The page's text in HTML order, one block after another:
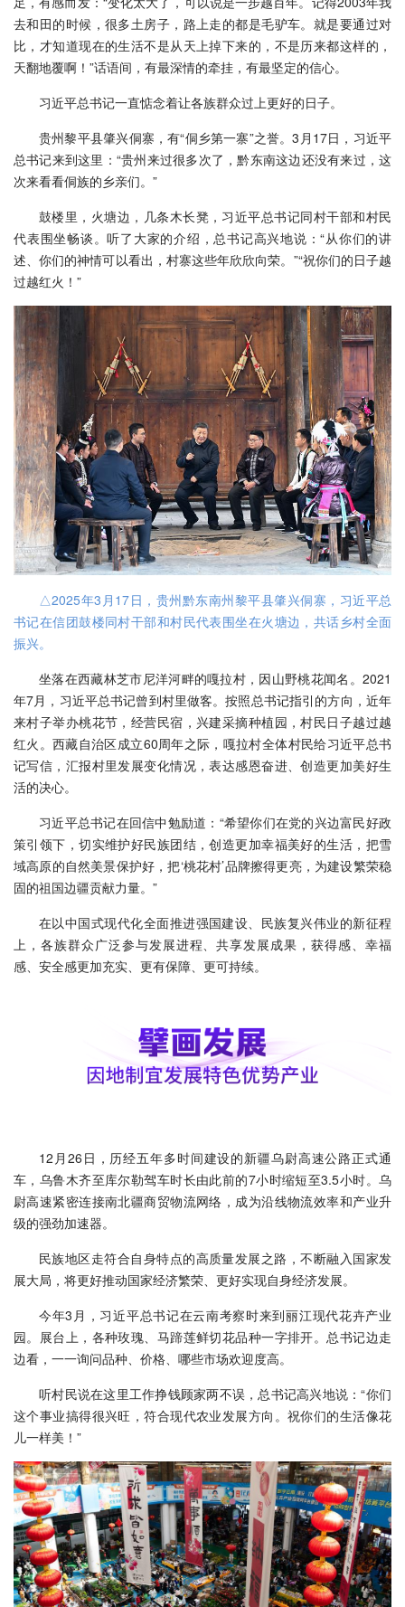
去和田的时候，很多土房子，路上走的都是毛驴车。就是要通过对
比，才知道现在的生活不是从天上掉下来的，不是历来都这样的，
天翻地覆啊！”话语间，有最深情的牵挂，有最坚定的信心。
习近平总书记一直惦念着让各族群众过上更好的日子。
贵州黎平县肇兴侗寨，有“侗乡第一寨”之誉。3月17日，习近平
总书记来到这里：“贵州来过很多次了，黔东南这边还没有来过，这
次来看看侗族的乡亲们。”
鼓楼里，火塘边，几条木长凳，习近平总书记同村干部和村民
代表围坐畅谈。听了大家的介绍，总书记高兴地说：“从你们的讲
述、你们的神情可以看出，村寨这些年欣欣向荣。”“祝你们的日子越
过越红火！”
△2025年3月17日，贵州黔东南州黎平县肇兴侗寨，习近平总
书记在信团鼓楼同村干部和村民代表围坐在火塘边，共话乡村全面
振兴。
坐落在西藏林芝市尼洋河畔的嘎拉村，因山野桃花闻名。2021
年7月，习近平总书记曾到村里做客。按照总书记指引的方向，近年
来村子举办桃花节，经营民宿，兴建采摘种植园，村民日子越过越
红火。西藏自治区成立60周年之际，嘎拉村全体村民给习近平总书
记写信，汇报村里发展变化情况，表达感恩奋进、创造更加美好生
活的决心。
习近平总书记在回信中勉励道：“希望你们在党的兴边富民好政
策引领下，切实维护好民族团结，创造更加幸福美好的生活，把雪
域高原的自然美景保护好，把‘桃花村’品牌擦得更亮，为建设繁荣稳
固的祖国边疆贡献力量。”
在以中国式现代化全面推进强国建设、民族复兴伟业的新征程
上，各族群众广泛参与发展进程、共享发展成果，获得感、幸福
感、安全感更加充实、更有保障、更可持续。
12月26日，历经五年多时间建设的新疆乌尉高速公路正式通
车，乌鲁木齐至库尔勒驾车时长由此前的7小时缩短至3.5小时。乌
尉高速紧密连接南北疆商贸物流网络，成为沿线物流效率和产业升
级的强劲加速器。
民族地区走符合自身特点的高质量发展之路，不断融入国家发
展大局，将更好推动国家经济繁荣、更好实现自身经济发展。
今年3月，习近平总书记在云南考察时来到丽江现代花卉产业
园。展台上，各种玫瑰、马蹄莲鲜切花品种一字排开。总书记边走
边看，一一询问品种、价格、哪些市场欢迎度高。
听村民说在这里工作挣钱顾家两不误，总书记高兴地说：“你们
这个事业搞得很兴旺，符合现代农业发展方向。祝你们的生活像花
儿一样美！”